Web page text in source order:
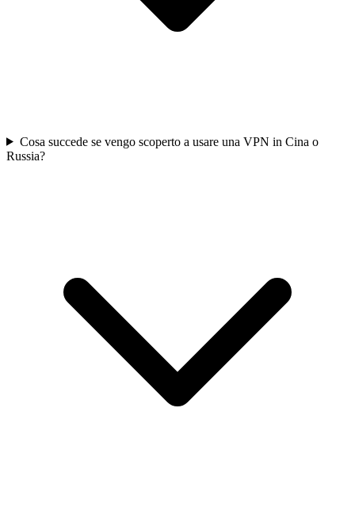
Cosa succede se vengo scoperto a usare una VPN in Cina o
Russia?